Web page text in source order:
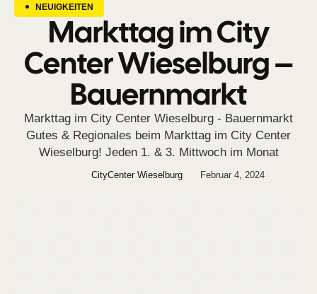
NEUIGKEITEN
Markttag im City
Center Wieselburg –
Bauernmarkt
Markttag im City Center Wieselburg - Bauernmarkt
Gutes & Regionales beim Markttag im City Center
Wieselburg! Jeden 1. & 3. Mittwoch im Monat
CityCenter Wieselburg Februar 4, 2024